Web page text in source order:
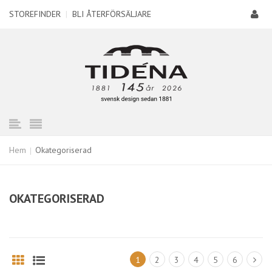
STOREFINDER | BLI ÅTERFÖRSÄLJARE
Hem Okategoriserad
OKATEGORISERAD
1 2 3 4 5 6